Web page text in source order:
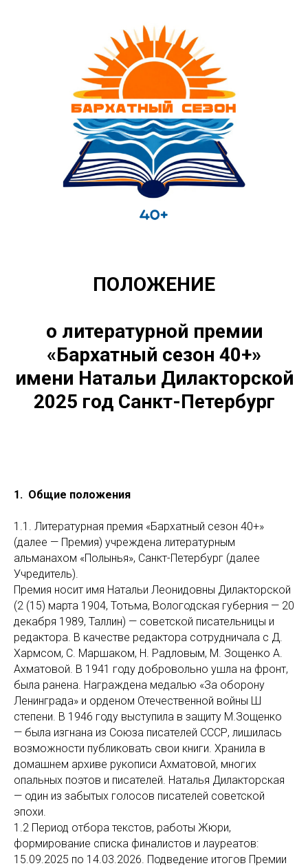
ПОЛОЖЕНИЕ
о литературной премии
«Бархатный сезон 40+»
имени Натальи Дилакторской
2025 год Санкт-Петербург
1. Общие положения
1.1. Литературная премия «Бархатный сезон 40+»
(далее — Премия) учреждена литературным
альманахом «Полынья», Санкт-Петербург (далее
Учредитель).
Премия носит имя Натальи Леонидовны Дилакторской
(2 (15) марта 1904, Тотьма, Вологодская губерния — 20
декабря 1989, Таллин) — советской писательницы и
редактора. В качестве редактора сотрудничала с Д.
Хармсом, С. Маршаком, Н. Радловым, М. Зощенко А.
Ахматовой. В 1941 году добровольно ушла на фронт,
была ранена. Награждена медалью «За оборону
Ленинграда» и орденом Отечественной войны Ш
степени. В 1946 году выступила в защиту М.Зощенко
— была изгнана из Союза писателей СССР, лишилась
возможности публиковать свои книги. Хранила в
домашнем архиве рукописи Ахматовой, многих
опальных поэтов и писателей. Наталья Дилакторская
— один из забытых голосов писателей советской
эпохи.
1.2 Период отбора текстов, работы Жюри,
формирование списка финалистов и лауреатов:
15.09.2025 по 14.03.2026. Подведение итогов Премии